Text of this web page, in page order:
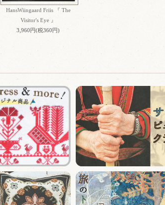
HansWiingaard Friis 『 The
Visitor's Eye 』
3,960円(税360円)